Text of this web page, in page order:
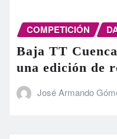
COMPETICIÓN
Baja TT
una edición de
José Armando